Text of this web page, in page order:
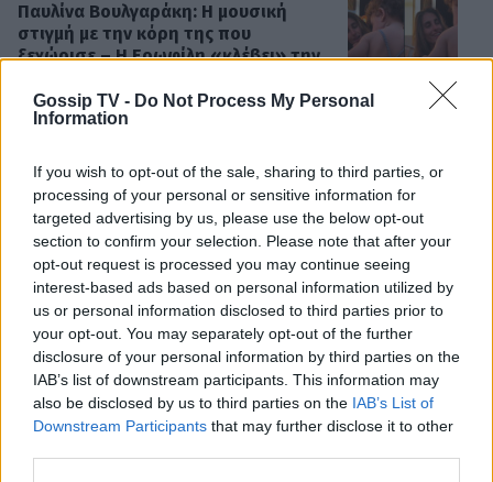
Gossip TV - Do Not Process My Personal
Information
If you wish to opt-out of the sale, sharing to third parties, or
processing of your personal or sensitive information for
targeted advertising by us, please use the below opt-out
section to confirm your selection. Please note that after your
opt-out request is processed you may continue seeing
interest-based ads based on personal information utilized by
us or personal information disclosed to third parties prior to
your opt-out. You may separately opt-out of the further
disclosure of your personal information by third parties on the
IAB’s list of downstream participants. This information may
also be disclosed by us to third parties on the IAB’s List of
Downstream Participants that may further disclose it to other
Παυλίνα Βουλγαράκη: Η μουσική
στιγμή με την κόρη της που
ξεχώρισε – Η Ερωφίλη «κλέβει» την
«Ευλογία τα παιδιά» - Η σπάνια
φωτό του Γονίδη με την μικρή του
κόρη! Μαζί στο τιμόνι της βάρκας
SHOWBIZ
Ευγενία Σαμαρά: Μαγικές εικόνες από
ψηλά – Η πτήση με αερόστατο στο
Μεξικό
ΟΛΕΣ ΟΙ ΕΙΔΗΣΕΙΣ
DPG NETWORK